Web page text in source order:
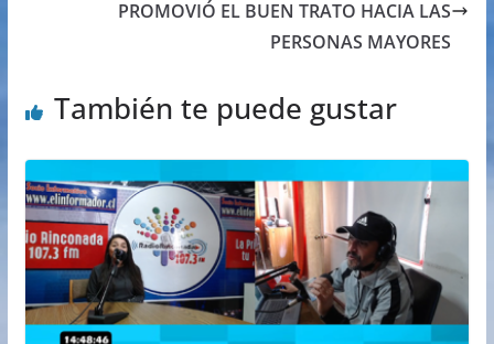
PROMOVIÓ EL BUEN TRATO HACIA LAS
PERSONAS MAYORES
También te puede gustar